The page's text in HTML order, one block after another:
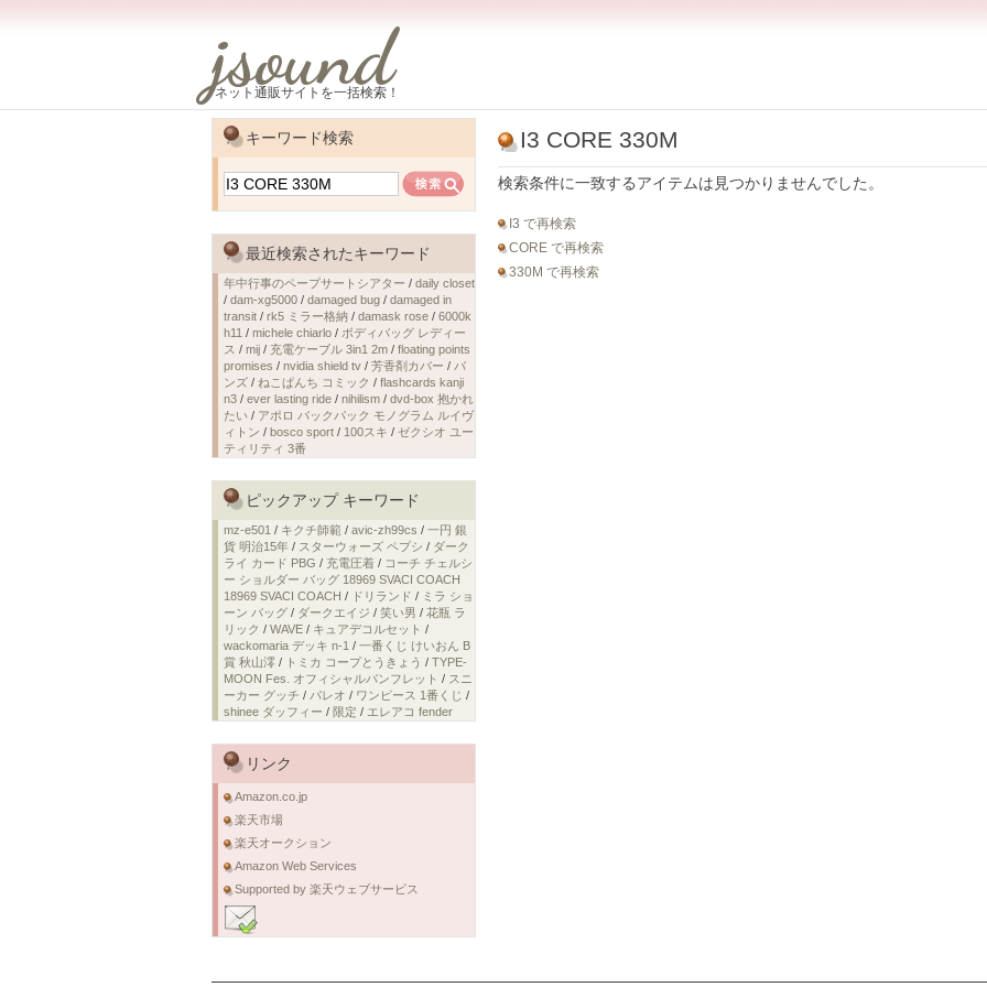
jsound
ネット通販サイトを一括検索！
I3 CORE 330M
検索条件に一致するアイテムは見つかりませんでした。
I3 で再検索
CORE で再検索
330M で再検索
キーワード検索
最近検索されたキーワード
年中行事のペープサートシアター / daily closet
/ dam-xg5000 / damaged bug / damaged in
transit / rk5 ミラー格納 / damask rose / 6000k
h11 / michele chiarlo / ボディバッグ レディー
ス / mij / 充電ケーブル 3in1 2m / floating points
promises / nvidia shield tv / 芳香剤カバー / バ
ンズ / ねこぱんち コミック / flashcards kanji
n3 / ever lasting ride / nihilism / dvd-box 抱かれ
たい / アポロ バックパック モノグラム ルイヴ
ィトン / bosco sport / 100スキ / ゼクシオ ユー
ティリティ 3番
ピックアップ キーワード
mz-e501 / キクチ師範 / avic-zh99cs / 一円 銀
貨 明治15年 / スターウォーズ ペプシ / ダーク
ライ カード PBG / 充電圧着 / コーチ チェルシ
ー ショルダー バッグ 18969 SVACI COACH
18969 SVACI COACH / ドリランド / ミラ ショ
ーン バッグ / ダークエイジ / 笑い男 / 花瓶 ラ
リック / WAVE / キュアデコルセット /
wackomaria デッキ n-1 / 一番くじ けいおん B
賞 秋山澪 / トミカ コープとうきょう / TYPE-
MOON Fes. オフィシャルパンフレット / スニ
ーカー グッチ / パレオ / ワンピース 1番くじ /
shinee ダッフィー / 限定 / エレアコ fender
リンク
Amazon.co.jp
楽天市場
楽天オークション
Amazon Web Services
Supported by 楽天ウェブサービス